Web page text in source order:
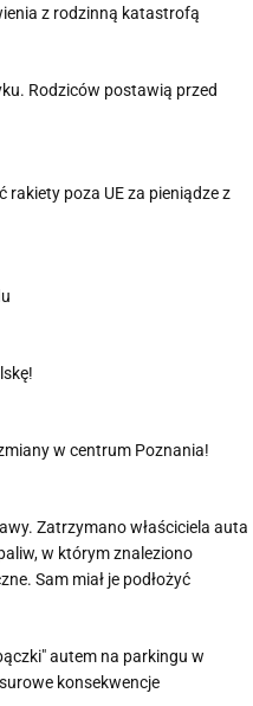
z rodzinną katastrofą
Rodziców postawią przed
rakiety poza UE za pieniądze z
w centrum Poznania!
Zatrzymano właściciela auta
w którym znaleziono
Sam miał je podłożyć
autem na parkingu w
konsekwencje